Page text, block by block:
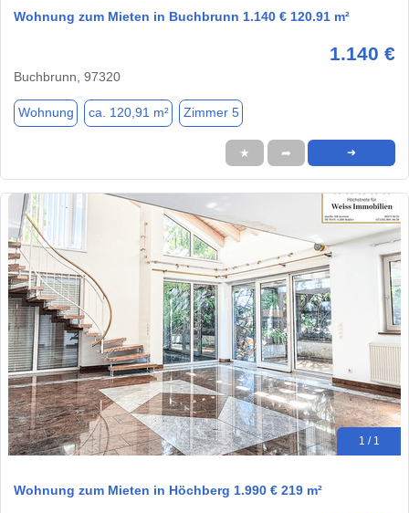
Wohnung zum Mieten in Buchbrunn 1.140 € 120.91 m²
1.140 €
Buchbrunn, 97320
Wohnung ca. 120,91 m² Zimmer 5
★ ➦ ➜
1 / 1
Wohnung zum Mieten in Höchberg 1.990 € 219 m²